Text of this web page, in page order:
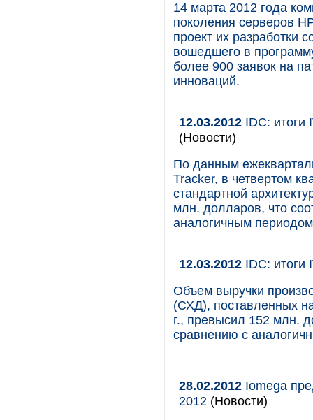
14 марта 2012 года
поколения серверов
проект их разработки
вошедшего в
более 900 заявок на
инноваций.
12.03.2012 IDC: итоги
(Новости)
По данным
Tracker, в четвертом
стандартной
млн. долларов, что
аналогичным
12.03.2012 IDC: итоги
Объем выручки
(СХД), поставленных
г., превысил 152 млн.
сравнению с
28.02.2012 Iomega
2012 (Новости)